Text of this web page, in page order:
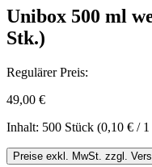
Unibox 500 ml
Stk.)
Regulärer Preis:
49,00 €
Inhalt: 500 Stück (0,10 € /
Preise exkl. MwSt. zzgl.